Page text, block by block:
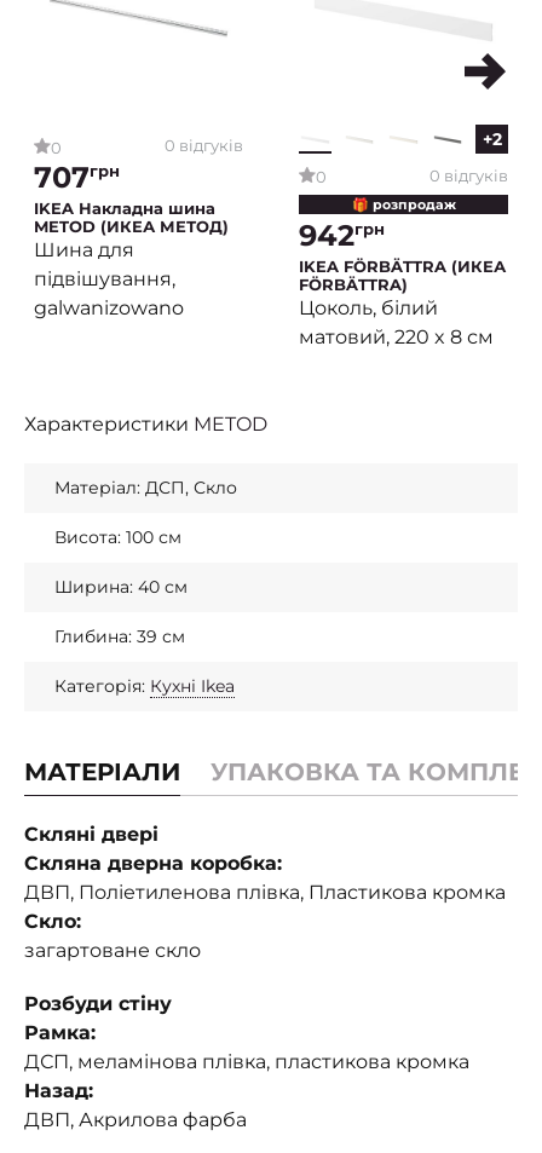
0 0 відгуків
707грн
IKEA Накладна шина
METOD (ИКЕА МЕТОД)
Шина для
підвішування,
galwanizowano
+2
0 0 відгуків
🎁 розпродаж
942грн
IKEA FÖRBÄTTRA (ИКЕА
FÖRBÄTTRA)
Цоколь, білий
матовий, 220 x 8 см
Характеристики METOD
Матеріал: ДСП, Скло
Висота: 100 см
Ширина: 40 см
Глибина: 39 см
Категорія: Кухні Ikea
МАТЕРІАЛИ УПАКОВКА ТА
Скляні двері
Скляна дверна коробка:
ДВП, Поліетиленова плівка, Пластикова кромка
Скло:
загартоване скло
Розбуди стіну
Рамка:
ДСП, меламінова плівка, пластикова кромка
Назад:
ДВП, Акрилова фарба